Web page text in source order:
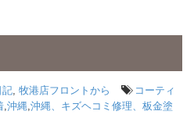
記 牧港店フロントから
コーティ
沖縄 沖縄、キズヘコミ修理、板金塗